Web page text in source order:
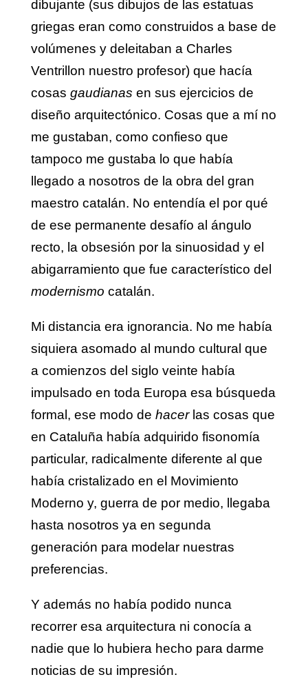
dibujante (sus dibujos de las estatuas
griegas eran como construidos a base de
volúmenes y deleitaban a Charles
Ventrillon nuestro profesor) que hacía
cosas gaudianas en sus ejercicios de
diseño arquitectónico. Cosas que a mí no
me gustaban, como confieso que
tampoco me gustaba lo que había
llegado a nosotros de la obra del gran
maestro catalán. No entendía el por qué
de ese permanente desafío al ángulo
recto, la obsesión por la sinuosidad y el
abigarramiento que fue característico del
modernismo catalán.
Mi distancia era ignorancia. No me había
siquiera asomado al mundo cultural que
a comienzos del siglo veinte había
impulsado en toda Europa esa búsqueda
formal, ese modo de hacerlas cosas que
en Cataluña había adquirido fisonomía
particular, radicalmente diferente al que
había cristalizado en el Movimiento
Moderno y, guerra de por medio, llegaba
hasta nosotros ya en segunda
generación para modelar nuestras
preferencias.
Y además no había podido nunca
recorrer esa arquitectura ni conocía a
nadie que lo hubiera hecho para darme
noticias de su impresión.